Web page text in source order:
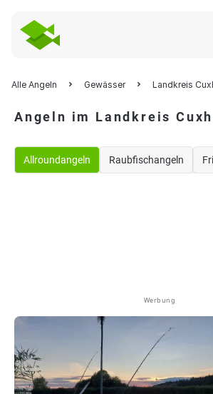
Alle Angeln Gewässer Landkreis
Angeln im Landkreis
Allroundangeln Raubfischangeln
Werbung